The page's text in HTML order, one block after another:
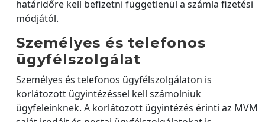
határidőre kell befizetni függetlenül a számla fizetési
módjától.
Személyes és telefonos
ügyfélszolgálat
Személyes és telefonos ügyfélszolgálaton is
korlátozott ügyintézéssel kell számolniuk
ügyfeleinknek. A korlátozott ügyintézés érinti az MVM